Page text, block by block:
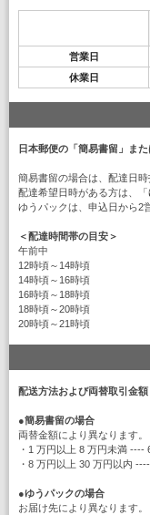
営業日
休業日
日本郵便の「簡易書留」ま
簡易書留の場合は、配達日時
配達希望日時がある方は、
ゆうパックは、申込日から2
＜配達時間帯の目安＞
午前中
12時頃～14時頃
14時頃～16時頃
16時頃～18時頃
18時頃～20時頃
20時頃～21時頃
配送方法および両替取引金
●簡易書留の場合
両替金額により異なります。
・1 万円以上 8 万円未満 ----
・8 万円以上 30 万円以内
●ゆうパックの場合
お届け先により異なります。